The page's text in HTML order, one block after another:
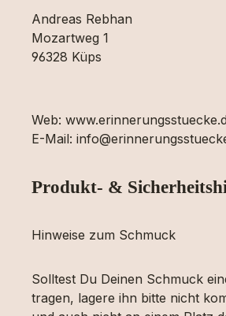
Andreas Rebhan
Mozartweg 1
96328 Küps
Web:
E-Mail:
Produkt- &
Hinweise zum Schmuck
Solltest Du Deinen Schmuck
tragen, lagere ihn bitte nicht